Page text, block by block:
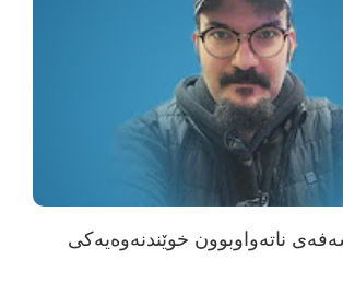
ناتەواوبوون خوێندنەوەیەکی